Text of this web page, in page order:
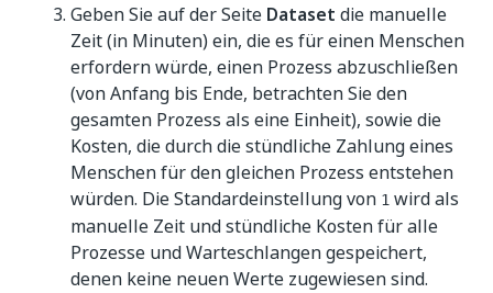
Geben Sie auf der Seite Dataset die manuelle
Zeit (in Minuten) ein, die es für einen Menschen
erfordern würde, einen Prozess abzuschließen
(von Anfang bis Ende, betrachten Sie den
gesamten Prozess als eine Einheit), sowie die
Kosten, die durch die stündliche Zahlung eines
Menschen für den gleichen Prozess entstehen
würden. Die Standardeinstellung von 1 wird als
manuelle Zeit und stündliche Kosten für alle
Prozesse und Warteschlangen gespeichert,
denen keine neuen Werte zugewiesen sind.